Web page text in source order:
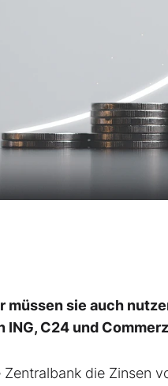
müssen sie auch
C24 und
die Zinsen